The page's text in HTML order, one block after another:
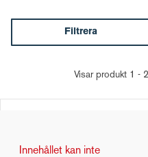
Filtrera
Visar produkt 1 -
Innehållet kan inte